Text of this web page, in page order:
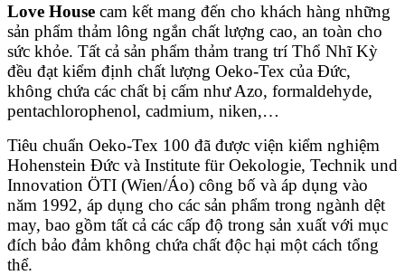
Love House cam kết mang đến cho khách hàng những
sản phẩm thảm lông ngắn chất lượng cao, an toàn cho
sức khỏe. Tất cả sản phẩm thảm trang trí Thổ Nhĩ Kỳ
đều đạt kiểm định chất lượng Oeko-Tex của Đức,
không chứa các chất bị cấm như Azo, formaldehyde,
pentachlorophenol, cadmium, niken,…
Tiêu chuẩn Oeko-Tex 100 đã được viện kiểm nghiệm
Hohenstein Đức và Institute für Oekologie, Technik und
Innovation ÖTI (Wien/Áo) công bố và áp dụng vào
năm 1992, áp dụng cho các sản phẩm trong ngành dệt
may, bao gồm tất cả các cấp độ trong sản xuất với mục
đích bảo đảm không chứa chất độc hại một cách tổng
thể.